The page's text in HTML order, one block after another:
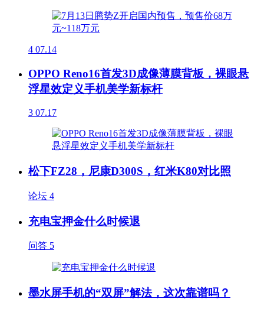
4 07.14
OPPO Reno16首发3D成像薄膜背板，裸眼悬
浮星效定义手机美学新标杆
3 07.17
松下FZ28，尼康D300S，红米K80对比照
论坛 4
充电宝押金什么时候退
问答 5
墨水屏手机的“双屏”解法，这次靠谱吗？